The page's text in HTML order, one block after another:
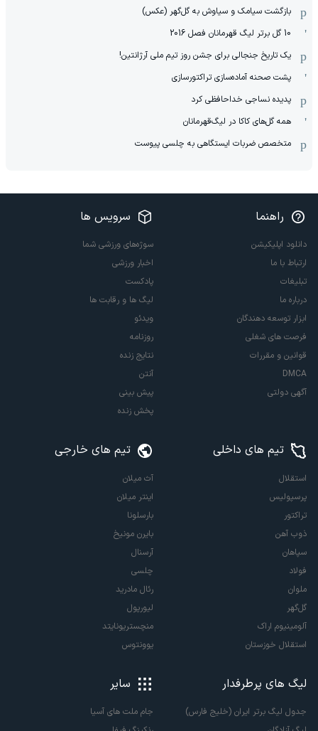
بازگشت سیامک و سیاوش به گل‌گهر (عکس)
10 گل برتر لیگ قهرمانان فصل 2016
یک تاریخ جنجالی برای جشن روز تیم ملی آرژانتین!
پشت صحنه آماده‌سازی تراکتورسازی
پدیده نساجی خداحافظی کرد
همه گل‌های کاکا در لیگ‌قهرمانان
متخصص ضربات ایستگاهی به چلسی پیوست
راهنما
دانلود اپلیکیشن
ارتباط با ما
تبلیغات
درباره ما
ابزار توسعه دهندگان
فرصت های شغلی
قوانین و مقررات
DMCA
آگهی دولتی
سرویس ها
سوژه‌های ورزشی شما
اخبار ورزشی
پادکست
لیگ ها و رقابت ها
ویدئو
روزنامه
نتایج زنده
آنتن
پیش بینی
پخش زنده
تیم های داخلی
استقلال
پرسپولیس
تراکتور
ذوب آهن
سپاهان
فولاد
ملوان
گل‌گهر
آلومینیوم اراک
استقلال خوزستان
تیم های خارجی
آث میلان
اینتر میلان
بارسلونا
بایرن مونیخ
آرسنال
چلسی
رئال مادرید
لیورپول
منچستریونایتد
یوونتوس
لیگ های پرطرفدار
جدول لیگ برتر ایران (خلیج فارس)
سایر
جام ملت های آسیا